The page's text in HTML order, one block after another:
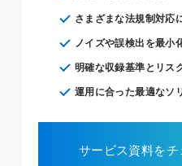
さまざまな法規制対応
ノイズや誤検出を最小
明確な収録基準とリス
運用に合った最適なソ
サービス資料をチ